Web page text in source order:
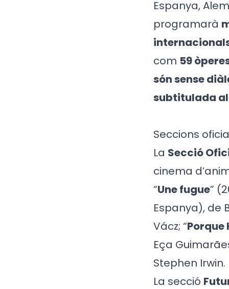
Espanya,
programarà
com 59
són sense
subtitulada
Seccions
La Secció
cinema
“Une fugue”
Espanya), de
Vácz; “Porque
Eça
Stephen Irwin.
La secció